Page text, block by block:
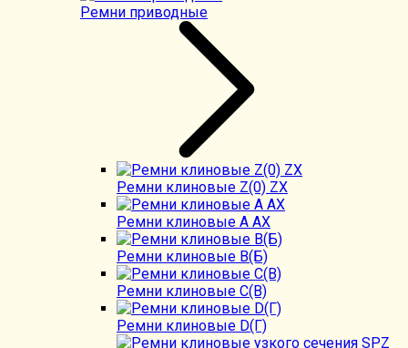
Ремни приводные
Ремни клиновые Z(0) ZX
Ремни клиновые А AX
Ремни клиновые В(Б)
Ремни клиновые C(B)
Ремни клиновые D(Г)